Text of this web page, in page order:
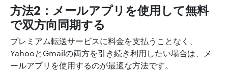
方法2：メールアプリを使用して無料
で双方向同期する
プレミアム転送サービスに料金を支払うことなく、
YahooとGmailの両方を引き続き利用したい場合は、メ
ールアプリを使用するのが最適な方法です。